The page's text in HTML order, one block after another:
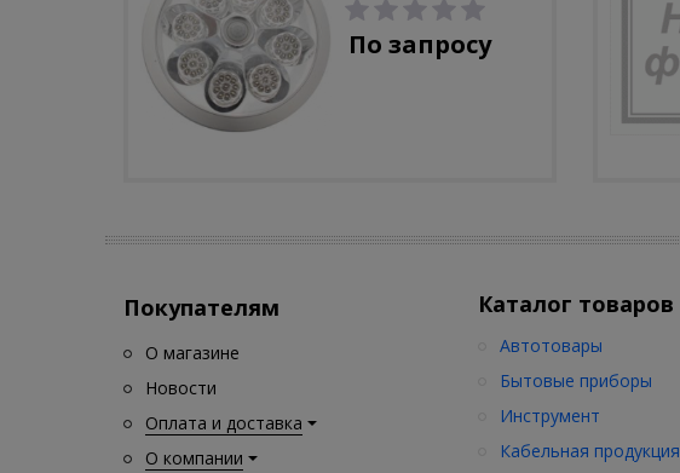
5000K/500lm/датчик
движения)
По запросу
Покупателям
О магазине
Новости
Оплата и доставка
О компании
Каталог товаров
Автотовары
Бытовые приборы
Инструмент
Кабельная продукция